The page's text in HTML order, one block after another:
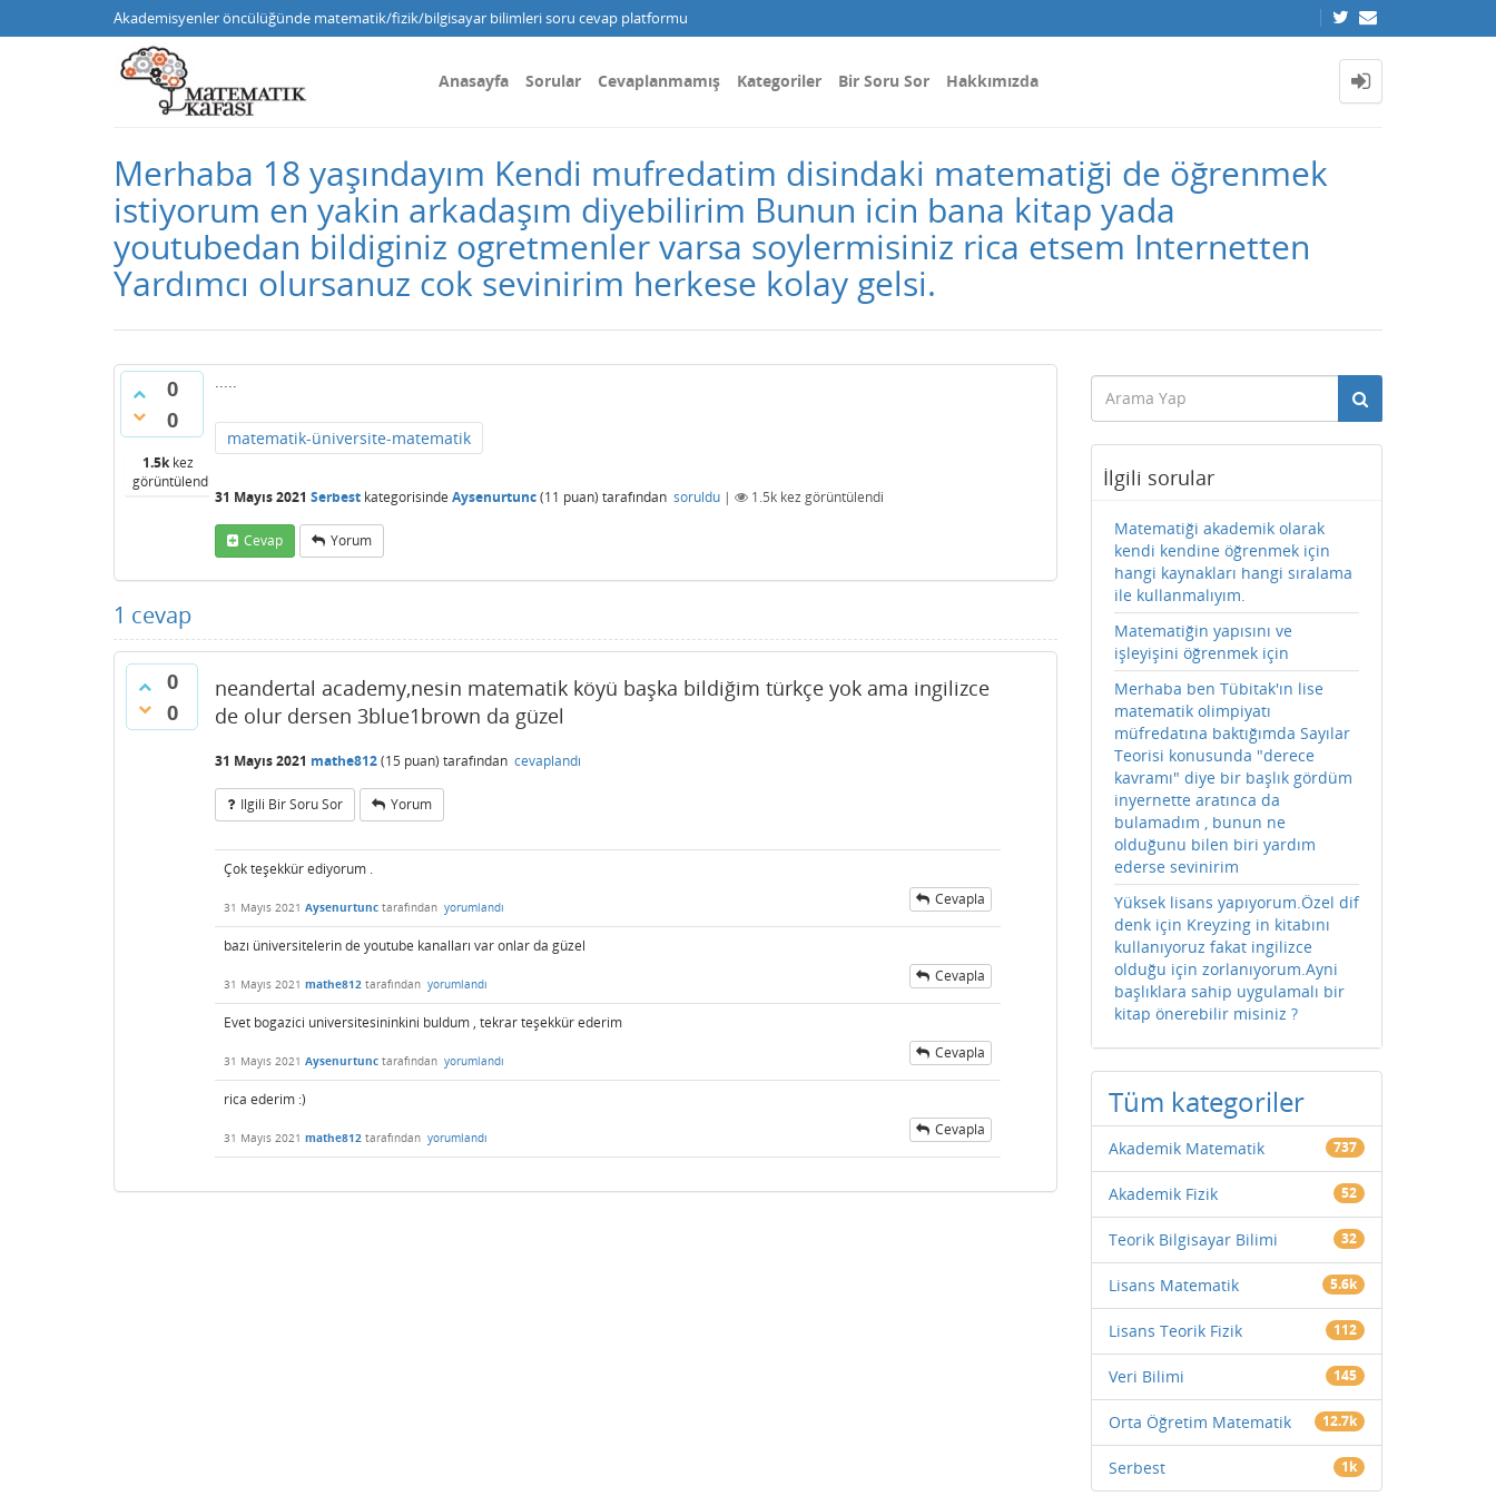
Akademisyenler öncülüğünde matematik/fizik/bilgisayar bilimleri soru cevap platformu
Anasayfa Sorular Cevaplanmamış Kategoriler Bir Soru Sor Hakkımızda
Merhaba 18 yaşındayım Kendi mufredatim disindaki matematiği de öğrenmek
istiyorum en yakin arkadaşım diyebilirim Bunun icin bana kitap yada
youtubedan bildiginiz ogretmenler varsa soylermisiniz rica etsem Internetten
Yardımcı olursanuz cok sevinirim herkese kolay gelsi.
0
0
1.5kkez
görüntülendi
.....
matematik-üniversite-matematik
31 Mayıs 2021 Serbest kategorisinde Aysenurtunc(11 puan) tarafından soruldu | 1.5k kez görüntülendi
Cevap Yorum
1 cevap
0
0
neandertal academy,nesin matematik köyü başka bildiğim türkçe yok ama ingilizce
de olur dersen 3blue1brown da güzel
31 Mayıs 2021 mathe812(15 puan) tarafından cevaplandı
Ilgili Bir Soru Sor Yorum
Çok teşekkür ediyorum .
31 Mayıs 2021 Aysenurtunc tarafından yorumlandı Cevapla
bazı üniversitelerin de youtube kanalları var onlar da güzel
31 Mayıs 2021 mathe812 tarafından yorumlandı Cevapla
Evet bogazici universitesininkini buldum , tekrar teşekkür ederim
31 Mayıs 2021 Aysenurtunc tarafından yorumlandı Cevapla
rica ederim :)
31 Mayıs 2021 mathe812 tarafından yorumlandı Cevapla
İlgili sorular
Matematiği akademik olarak
kendi kendine öğrenmek için
hangi kaynakları hangi sıralama
ile kullanmalıyım.
Matematiğin yapısını ve
işleyişini öğrenmek için
Merhaba ben Tübitak'ın lise
matematik olimpiyatı
müfredatına baktığımda Sayılar
Teorisi konusunda "derece
kavramı" diye bir başlık gördüm
inyernette aratınca da
bulamadım , bunun ne
olduğunu bilen biri yardım
ederse sevinirim
Yüksek lisans yapıyorum.Özel dif
denk için Kreyzing in kitabını
kullanıyoruz fakat ingilizce
olduğu için zorlanıyorum.Ayni
başlıklara sahip uygulamalı bir
kitap önerebilir misiniz ?
Tüm kategoriler
Akademik Matematik 737
Akademik Fizik 52
Teorik Bilgisayar Bilimi 32
Lisans Matematik 5.6k
Lisans Teorik Fizik 112
Veri Bilimi 145
Orta Öğretim Matematik 12.7k
Serbest 1k